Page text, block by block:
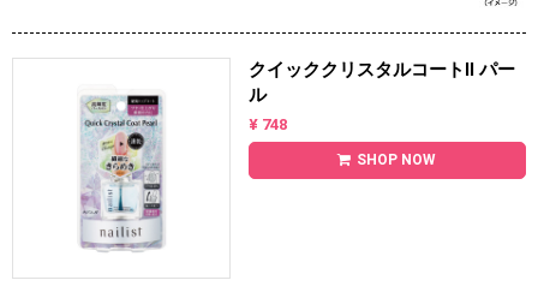
クイッククリスタルコートⅡ パー
ル
¥ 748
SHOP NOW